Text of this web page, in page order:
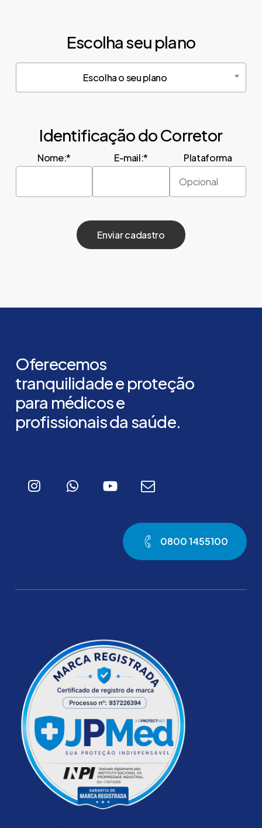
Escolha seu plano
Escolha o seu plano
Identificação do Corretor
Nome:* E-mail:* Plataforma
Oferecemos
tranquilidadee proteção
para médicose
profissionaisda saúde.
08001455100